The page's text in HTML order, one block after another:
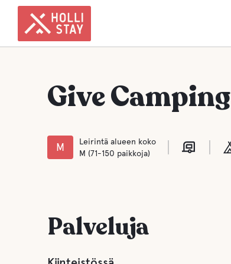
Give Camping
M
Leirintä alueen koko
M (71-150 paikkoja)
Palveluja